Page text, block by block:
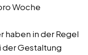
Woche
haben in der Regel
Gestaltung